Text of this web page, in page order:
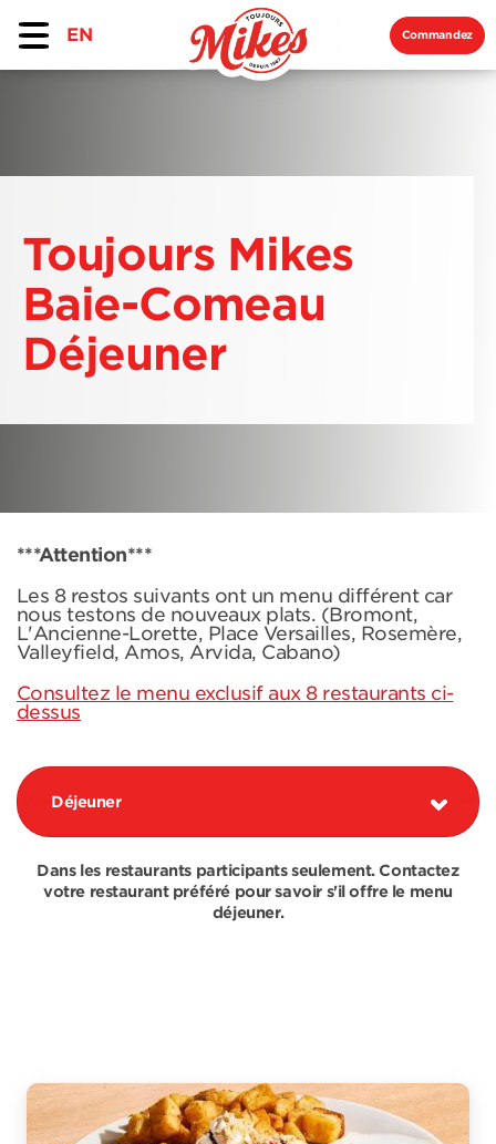
EN Commandez
Toujours Mikes
Baie-Comeau
Déjeuner
***Attention***
Les 8 restos suivants ont un menu différent car
nous testons de nouveaux plats. (Bromont,
L'Ancienne-Lorette, Place Versailles, Rosemère,
Valleyfield, Amos, Arvida, Cabano)
Consultez le menu exclusif aux 8 restaurants ci-
dessus
Déjeuner
Dans les restaurants participants seulement. Contactez
votre restaurant préféré pour savoir s'il offre le menu
déjeuner.